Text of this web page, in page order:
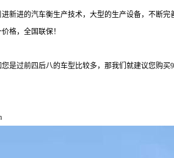
新进的汽车衡生产技术，大型的生产设备，不断
格，全国联保！
是过前四后八的车型比较多，那我们就建议您购买9